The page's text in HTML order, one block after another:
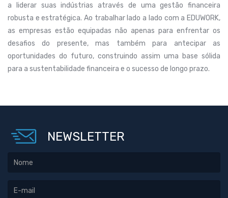
a liderar suas indústrias através de uma gestão financeira
robusta e estratégica. Ao trabalhar lado a lado com a EDUWORK,
as empresas estão equipadas não apenas para enfrentar os
desafios do presente, mas também para antecipar as
oportunidades do futuro, construindo assim uma base sólida
para a sustentabilidade financeira e o sucesso de longo prazo.
NEWSLETTER